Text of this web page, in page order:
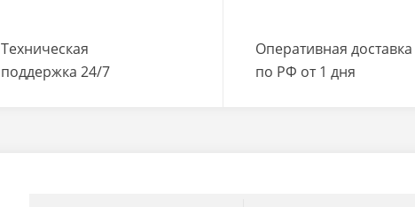
Техническая
поддержка 24/7
Оперативная доставка
по РФ от 1 дня